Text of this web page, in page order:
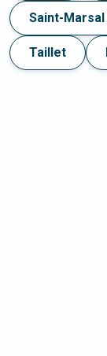
Saint-Marsal
Taillet